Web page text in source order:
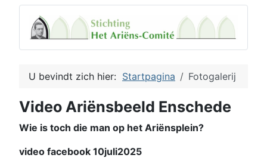
U bevindt zich hier: Startpagina Fotogalerij
Video Ariënsbeeld Enschede
Wie is toch die man op het Ariënsplein?
video facebook 10juli2025